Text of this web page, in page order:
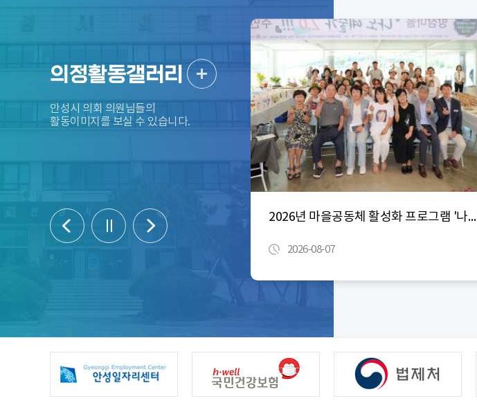
의정활동갤러리
안성시 의회 의원님들의
활동이미지를 보실 수 있습니다.
2026년 마을공동체 활성화 프로그램 '나도 예술가 주민 작품전시회'
2026-08-07